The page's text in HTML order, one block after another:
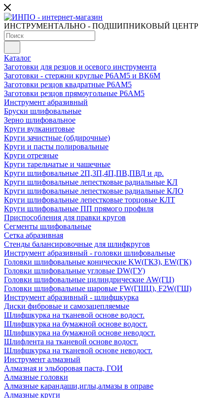
ИНСТРУМЕНТАЛЬНО - ПОДШИПНИКОВЫЙ ЦЕНТР
Каталог
Заготовки для резцов и осевого инструмента
Заготовки - стержни круглые Р6АМ5 и ВК6М
Заготовки резцов квадратные Р6АМ5
Заготовки резцов прямоугольные Р6АМ5
Инструмент абразивный
Бруски шлифовальные
Зерно шлифовальное
Круги вулканитовые
Круги зачистные (обдирочные)
Круги и пасты полировальные
Круги отрезные
Круги тарельчатые и чашечные
Круги шлифовальные 2П,3П,4П,ПВ,ПВД и др.
Круги шлифовальные лепестковые радиальные КЛ
Круги шлифовальные лепестковые радиальные КЛО
Круги шлифовальные лепестковые торцовые КЛТ
Круги шлифовальные ПП прямого профиля
Приспособления для правки кругов
Сегменты шлифовальные
Сетка абразивная
Стенды балансировочные для шлифкругов
Инструмент абразивный - головки шлифовальные
Головки шлифовальные конические KW(ГКЗ), EW(ГК)
Головки шлифовальные угловые DW(ГУ)
Головки шлифовальные цилиндрические AW(ГЦ)
Головки шлифовальные шаровые FW(ГШЦ), F2W(ГШ)
Инструмент абразивный - шлифшкурка
Диски фибровые и самозацепляемые
Шлифшкурка на тканевой основе водост.
Шлифшкурка на бумажной основе водост.
Шлифшкурка на бумажной основе неводост.
Шлифлента на тканевой основе водост.
Шлифшкурка на тканевой основе неводост.
Инструмент алмазный
Алмазная и эльборовая паста, ГОИ
Алмазные головки
Алмазные карандаши,иглы,алмазы в оправе
Алмазные круги